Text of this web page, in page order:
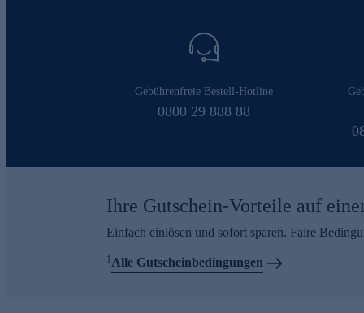
Gebührenfreie Bestell-Hotline
0800 29 888 88
Ihre Gutschein-Vorteile auf
Einfach einlösen und sofort sparen. Faire
1Alle Gutscheinbedingungen